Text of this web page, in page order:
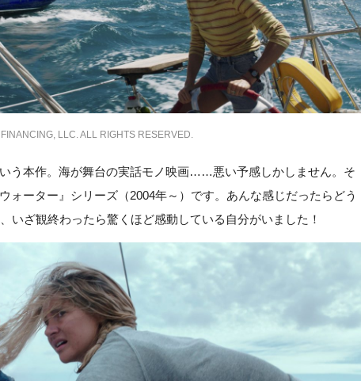
LLC. ALL RIGHTS RESERVED.
う本作。海が舞台の実話モノ映画……悪い予感しかしません。そ
ォーター』シリーズ（2004年～）です。あんな感じだったらどう
いざ観終わったら驚くほど感動している自分がいました！